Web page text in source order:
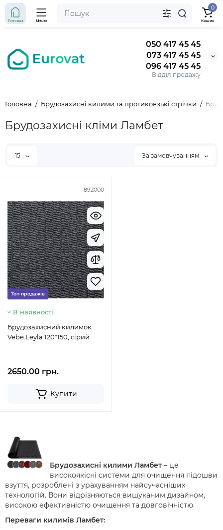
050 417 45 45
073 417 45 45
096 417 45 45
Відділ продажу
Головна Меню
0
Кошик
Головна Брудозахисні килими та протиковзькі стрічки
Брудозахисні кліми Ламбет
15 За замовчуванням
892000
Топ продажів
В наявності
Брудозахисний килимок
Vebe Leyla 120*150, сірий
2650.00 грн.
Купити
Брудозахисні килими Ламбет – це
високоякісні системи для очищення підошви
взуття, розроблені з урахуванням найсучасніших
технологій. Вони відрізняються вишуканим дизайном,
високою ефективністю очищення та довговічністю.
Переваги килимів Ламбет: